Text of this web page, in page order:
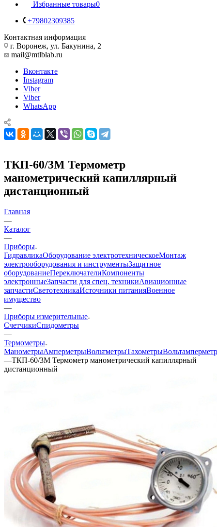
Избранные товары0
+79802309385
Контактная информация
г. Воронеж, ул. Бакунина, 2
mail@mtlblab.ru
Вконтакте
Instagram
Viber
Viber
WhatsApp
ТКП-60/3М Термометр
манометрический капиллярный
дистанционный
Главная
—
Каталог
—
Приборы
ГидравликаОборудование электротехническоеМонтаж
электрооборудования и инструментыЗащитное
оборудованиеПереключателиКомпоненты
электронныеЗапчасти для спец. техникиАвиационные
запчастиСветотехникаИсточники питанияВоенное
имущество
—
Приборы измерительные
СчетчикиСпидометры
—
Термометры
МанометрыАмперметрыВольтметрыТахометры
—ТКП-60/3М Термометр манометрический капиллярный
дистанционный